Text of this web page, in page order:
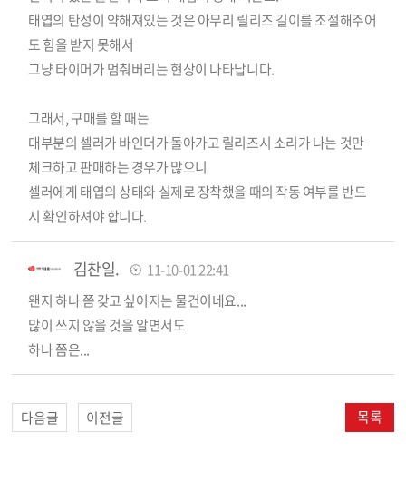
태엽의 탄성이 약해져있는 것은 아무리 릴리즈 길이를 조절해주어
도 힘을 받지 못해서
그냥 타이머가 멈춰버리는 현상이 나타납니다.
그래서, 구매를 할 때는
대부분의 셀러가 바인더가 돌아가고 릴리즈시 소리가 나는 것만
체크하고 판매하는 경우가 많으니
셀러에게 태엽의 상태와 실제로 장착했을 때의 작동 여부를 반드
시 확인하셔야 합니다.
김찬일.
11-10-01 22:41
왠지 하나 쯤 갖고 싶어지는 물건이네요...
많이 쓰지 않을 것을 알면서도
하나 쯤은...
다음글 이전글 목록